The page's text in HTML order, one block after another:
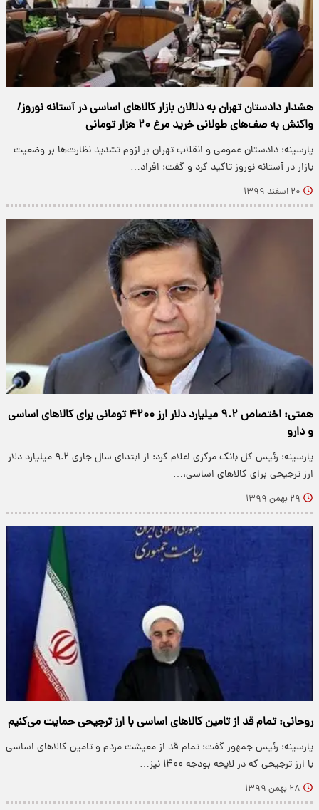
هشدار دادستان تهران به دلالان بازار کالا‌های اساسی در آستانه نوروز/
واکنش به صف‌های طولانی خرید مرغ ۲۰ هزار تومانی
پارسینه: دادستان عمومی و انقلاب تهران بر لزوم تشدید نظارت‌ها بر وضعیت
بازار در آستانه نوروز تاکید کرد و گفت: افراد…
۲۰ اسفند ۱۳۹۹
همتی: اختصاص ۹.۲ میلیارد دلار ارز ۴۲۰۰ تومانی برای کالا‌های اساسی
و دارو
پارسینه: رئیس کل بانک مرکزی اعلام کرد: از ابتدای سال جاری ۹.۲ میلیارد دلار
ارز ترجیحی برای کالا‌های اساسی،…
۲۹ بهمن ۱۳۹۹
روحانی: تمام قد از تامین کالا‌های اساسی با ارز ترجیحی حمایت می‌کنیم
پارسینه: رئیس جمهور گفت: تمام قد از معیشت مردم و تامین کالا‌های اساسی
با ارز ترجیحی که در لایحه بودجه ۱۴۰۰ نیز…
۲۸ بهمن ۱۳۹۹